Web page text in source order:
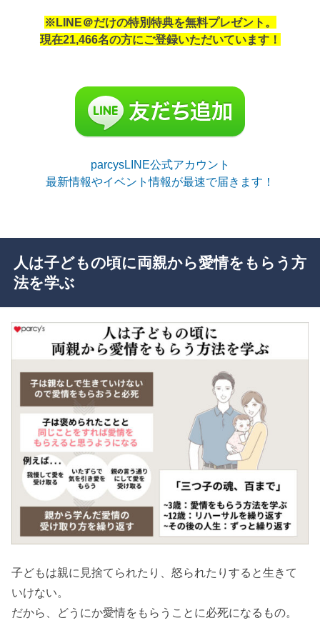
※LINE＠だけの特別特典を無料プレゼント。
現在21,466名の方にご登録いただいています！
parcysLINE公式アカウント
最新情報やイベント情報が最速で届きます！
人は子どもの頃に両親から愛情をもらう方
法を学ぶ
子どもは親に見捨てられたり、怒られたりすると生きて
いけない。
だから、どうにか愛情をもらうことに必死になるもの。